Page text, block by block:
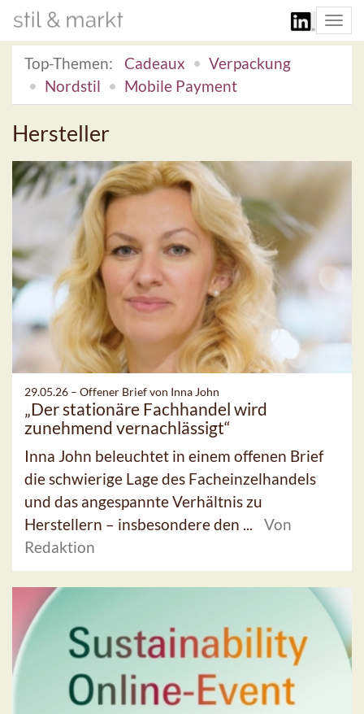
Top-Themen:
Cadeaux
Verpackung
Nordstil
Mobile Payment
Hersteller
29.05.26 – Offener Brief von Inna John
„Der stationäre Fachhandel wird
zunehmend vernachlässigt“
Inna John beleuchtet in einem offenen Brief
die schwierige Lage des Facheinzelhandels
und das angespannte Verhältnis zu
Herstellern – insbesondere den ...
Von
Redaktion